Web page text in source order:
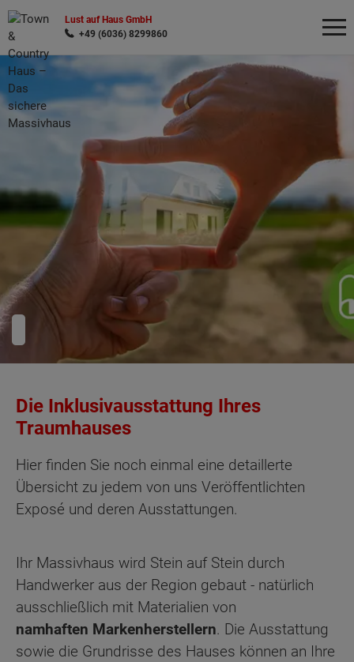
Lust auf Haus GmbH
+49 (6036) 8299860
Die Inklusivausstattung Ihres
Traumhauses
Hier finden Sie noch einmal eine detaillerte
Übersicht zu jedem von uns Veröffentlichten
Exposé und deren Ausstattungen.
Ihr Massivhaus wird Stein auf Stein durch
Handwerker aus der Region gebaut - natürlich
ausschließlich mit Materialien von
namhaften Markenherstellern. Die Ausstattung
sowie die Grundrisse des Hauses können an Ihre
Wonach möchten Sie suchen?